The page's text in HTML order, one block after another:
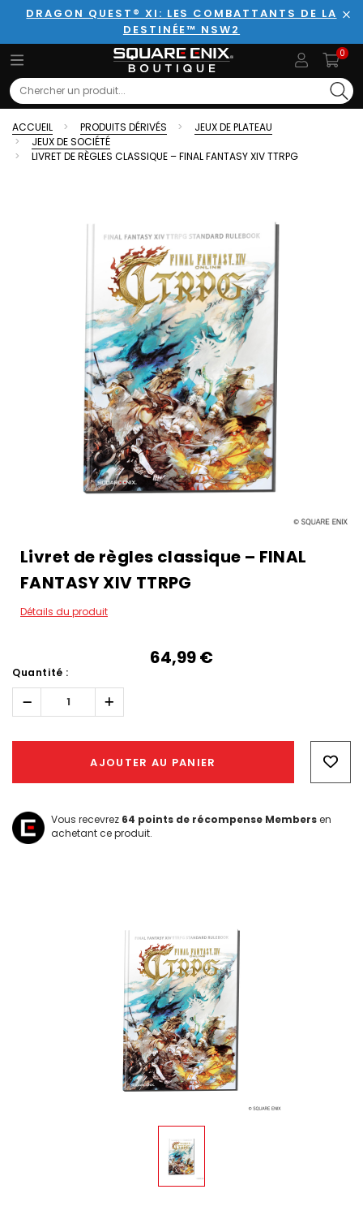
DRAGON QUEST® XI: LES COMBATTANTS DE LA
DESTINÉE™ NSW2
0
Search
ACCUEIL PRODUITS DÉRIVÉS
JEUX DE PLATEAU
JEUX DE SOCIÉTÉ
LIVRET DE RÈGLES CLASSIQUE – FINAL FANTASY XIV TTRPG
Livret de règles classique – FINAL
FANTASY XIV TTRPG
Détails du produit
64,99‎ ‎€
Quantité :
Réduire
quantité :
Augmenter
la
quantité :
AJOUTER AU PANIER
Vous recevrez 64 points de récompense Membersen
achetant ce produit.